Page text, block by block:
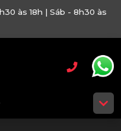
às 18h | Sáb - 8h30 às